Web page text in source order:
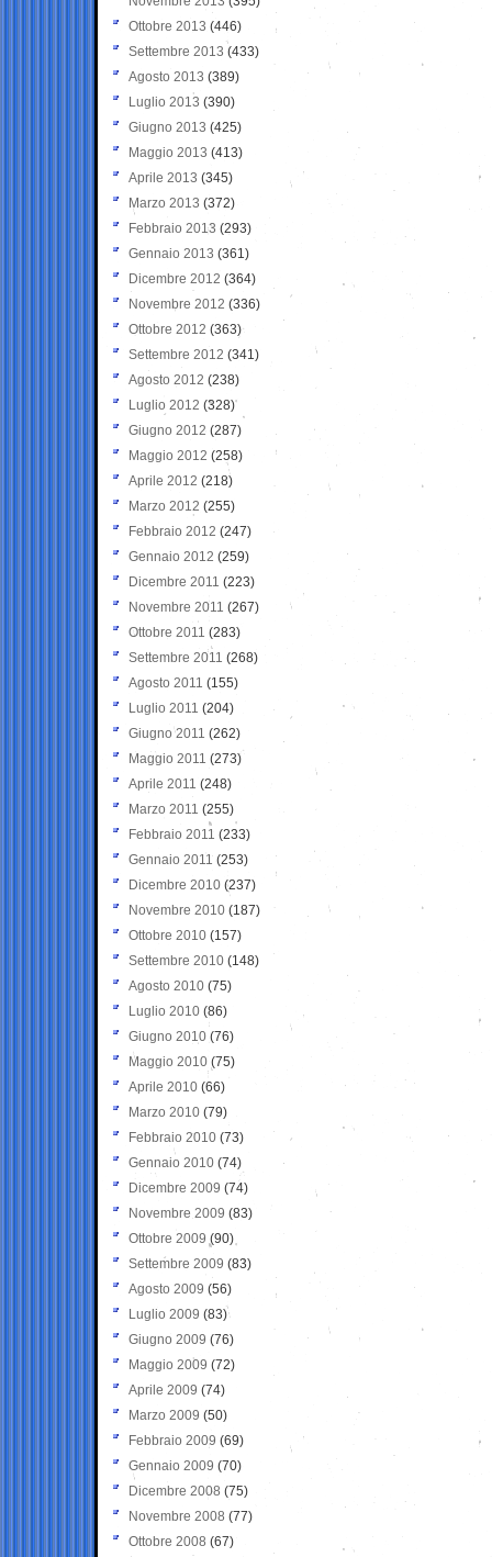
Ottobre 2013 (446)
Settembre 2013 (433)
Agosto 2013 (389)
Luglio 2013 (390)
Giugno 2013 (425)
Maggio 2013 (413)
Aprile 2013 (345)
Marzo 2013 (372)
Febbraio 2013 (293)
Gennaio 2013 (361)
Dicembre 2012 (364)
Novembre 2012 (336)
Ottobre 2012 (363)
Settembre 2012 (341)
Agosto 2012 (238)
Luglio 2012 (328)
Giugno 2012 (287)
Maggio 2012 (258)
Aprile 2012 (218)
Marzo 2012 (255)
Febbraio 2012 (247)
Gennaio 2012 (259)
Dicembre 2011 (223)
Novembre 2011 (267)
Ottobre 2011 (283)
Settembre 2011 (268)
Agosto 2011 (155)
Luglio 2011 (204)
Giugno 2011 (262)
Maggio 2011 (273)
Aprile 2011 (248)
Marzo 2011 (255)
Febbraio 2011 (233)
Gennaio 2011 (253)
Dicembre 2010 (237)
Novembre 2010 (187)
Ottobre 2010 (157)
Settembre 2010 (148)
Agosto 2010 (75)
Luglio 2010 (86)
Giugno 2010 (76)
Maggio 2010 (75)
Aprile 2010 (66)
Marzo 2010 (79)
Febbraio 2010 (73)
Gennaio 2010 (74)
Dicembre 2009 (74)
Novembre 2009 (83)
Ottobre 2009 (90)
Settembre 2009 (83)
Agosto 2009 (56)
Luglio 2009 (83)
Giugno 2009 (76)
Maggio 2009 (72)
Aprile 2009 (74)
Marzo 2009 (50)
Febbraio 2009 (69)
Gennaio 2009 (70)
Dicembre 2008 (75)
Novembre 2008 (77)
Ottobre 2008 (67)